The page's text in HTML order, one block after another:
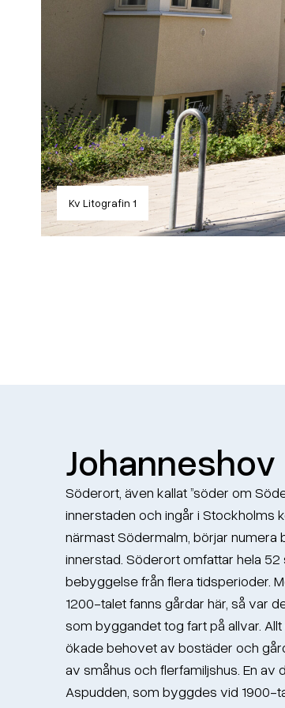
Kv Litografin 1
Johanneshov
Söderort, även kallat ”söder om
innerstaden och ingår i Stockholms
närmast Södermalm, börjar
innerstad. Söderort omfattar hela
bebyggelse från flera tidsperioder.
1200-talet fanns gårdar här, så var
som byggandet tog fart på allvar.
ökade behovet av bostäder och
av småhus och flerfamiljshus. En av
Aspudden, som byggdes vid 1900-